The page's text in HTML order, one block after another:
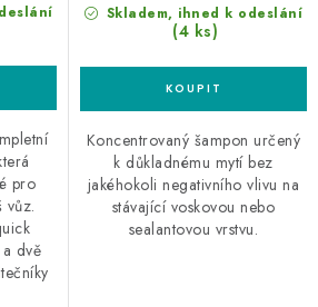
pro
vůz.
dvě
Skladem, ihned k odeslání
(4 ks)
Koncentrovaný šampon určený
k důkladnému mytí bez
jakéhokoli negativního vlivu na
stávající voskovou nebo
sealantovou vrstvu.